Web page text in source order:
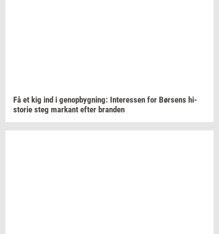
Få et kig ind i genop­byg­ning: In­ter­es­sen for Bør­sens hi­
sto­rie steg mar­kant efter bran­den